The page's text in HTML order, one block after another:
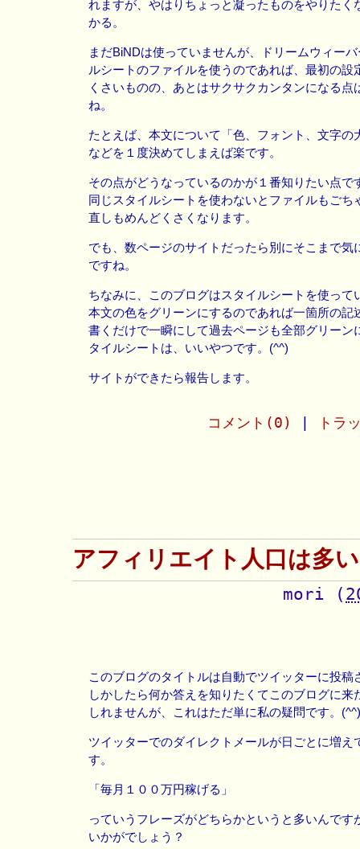
れますが、やはりちょっと凝ったものをやりたく
かる。
まだBiNDは使っていませんが、ドリームウィー
ルシートのファイルを使うのであれば、最初の設
くさいものの、あとはサクサクカンタンになる点
ね。
たとえば、本文について「色、フォント、文字の
などを１度決めてしまえば楽です。
その点がどうなっているのかが１番知りたい点で
同じスタイルシートを使わないとファイルもごち
直しもめんどくさくなります。
でも、数ページのサイトだったら別にそこまで気
ですね。
ちなみに、このブログはスタイルシートを使って
本文の色をグリーンにするのであれば一箇所の記
書くだけで一瞬にして過去ページも全部グリーン
タイルシートは、いいやつです。(^^)
サイトができたら報告します。
コメント(0) | トラ
アフィリエイト人口は多
mori (
このブログのタイトルは自動でツイッターに投稿
しかしたら何か答えを知りたくてこのブログに来
しれませんが、これはただ単に私の疑問です。(^^)
ツイッターでのダイレクトメールが日ごとに増え
す。
「毎月１００万円稼げる」
っていうフレーズがどちらかというと多いんです
いかがでしょう？